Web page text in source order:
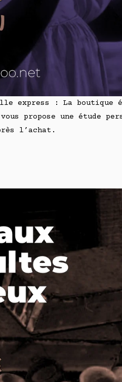
express : La boutique
vous propose une étude
l’achat.